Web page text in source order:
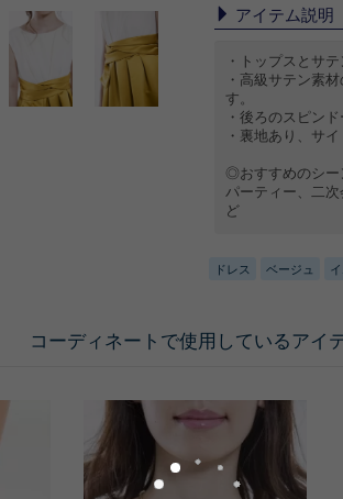
アイテム説明
・トップスとサ
・高級サテン素
す。
・後ろのスピン
・裏地あり、サ
◎おすすめのシー
パーティー、二
ど
ドレス ベージュ
コーディネートで使用しているアイ